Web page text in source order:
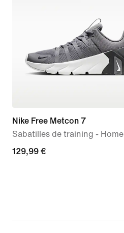
Nike Free Metcon 7
Sabatilles de training - Home
129,99 €
129,99 €